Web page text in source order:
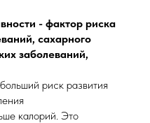
- фактор риска
сахарного
заболеваний,
риск развития
калорий. Это